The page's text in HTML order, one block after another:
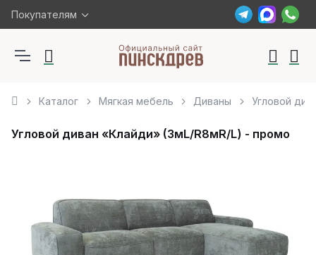
Покупателям
Каталог Мягкая мебель Диваны Угловой
Угловой диван «Клайди» (3мL/R8мR/L) - промо